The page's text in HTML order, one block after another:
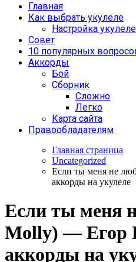
Главная
Как выбрать укулеле
Настройка укулеле
Совет
10 популярных
Аккорды
Бой
Сборник
Сложно
Легко
Карта сайта
Правообладателям
Главная страница
Uncategorized
Если ты меня не
аккорды на укулеле
Если ты меня
Molly) — Егор
аккорды на